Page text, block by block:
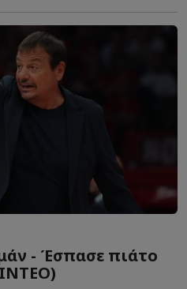
- Έσπασε πιάτο